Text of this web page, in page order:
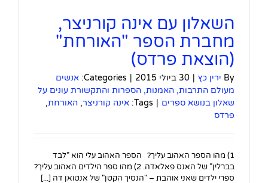
השאלון עם אינה קורניצר,
מחברת הספר "האורחת"
(הוצאת פרדס)
By ירין כץ | 30 ביולי 2015 |
Categories: אנשים
מעולם התרבות, האמנות, הספרות והתקשורת עונים על
שאלון בנושא ספרים |
Tags: אינה קורניצר, האורחת,
פרדס
1) מהו הספר האהוב עליך? הספר האהוב עלי הוא "לבד
בברלין" של האנס פאלאדה. 2) מהו ספר הילדים האהוב עליך?
ספרי ילדים שאני אוהבת – "הנסיך הקטן" של אנטואן דה [...]